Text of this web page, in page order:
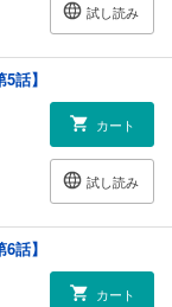
試し読み
話】
カート
試し読み
話】
カート